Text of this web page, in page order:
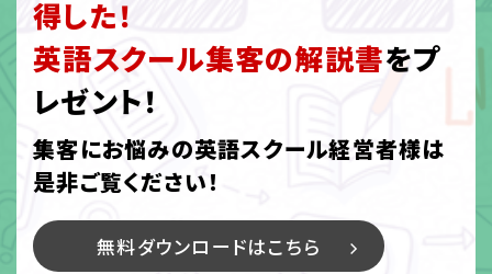
得した！
英語スクール集客の解説書をプ
レゼント！
集客にお悩みの英語スクール経営者様は
是非ご覧ください！
無料ダウンロードはこちら